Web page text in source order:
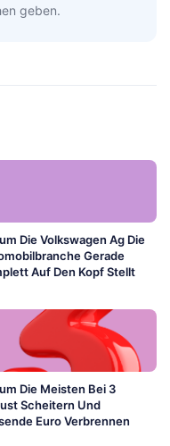
geben.
Die Volkswagen Ag Die
Gerade
Auf Den Kopf Stellt
Die Meisten Bei 3
Scheitern Und
Euro Verbrennen